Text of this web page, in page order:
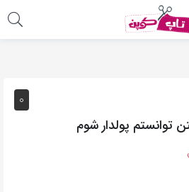
۰
توانستم پولدار شوم